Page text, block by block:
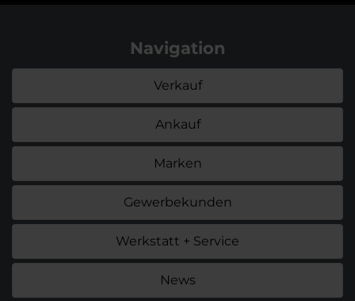
Navigation
Verkauf
Ankauf
Marken
Gewerbekunden
Werkstatt + Service
News